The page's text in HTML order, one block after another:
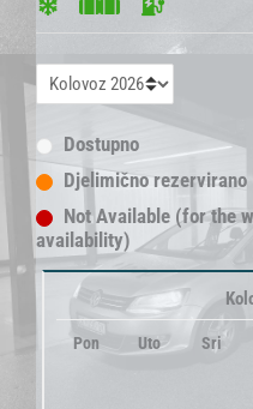
Dostupno
Djelimično rezervirano
Not Available (for the
availability)
Pon Uto Sri